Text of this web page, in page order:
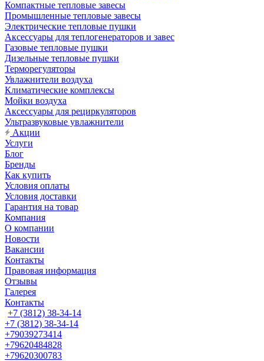
Компактные тепловые завесы
Промышленные тепловые завесы
Электрические тепловые пушки
Аксессуары для теплогенераторов и завес
Газовые тепловые пушки
Дизельные тепловые пушки
Терморегуляторы
Увлажнители воздуха
Климатические комплексы
Мойки воздуха
Аксессуары для рециркуляторов
Ультразвуковые увлажнители
Акции
Услуги
Блог
Бренды
Как купить
Условия оплаты
Условия доставки
Гарантия на товар
Компания
О компании
Новости
Вакансии
Контакты
Правовая информация
Отзывы
Галерея
Контакты
+7 (3812) 38-34-14
+7 (3812) 38-34-14
+79039273414
+79620484828
+79620300783